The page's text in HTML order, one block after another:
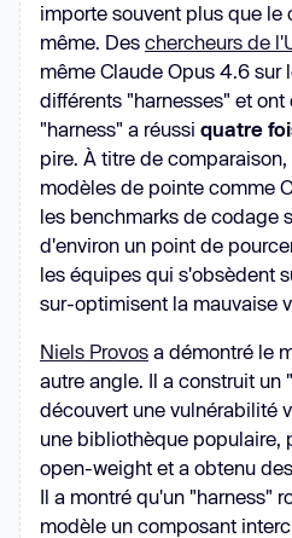
importe souvent plus que le
même. Des chercheurs de
même Claude Opus 4.6 sur
différents "harnesses" et
"harness" a réussi quatre
pire. À titre de
modèles de pointe comme
les benchmarks de codage
d'environ un point de
les équipes qui s'obsèdent
sur-optimisent la mauvaise
Niels Provos a démontré le
autre angle. Il a construit un
découvert une vulnérabilité
une bibliothèque populaire,
open-weight et a obtenu
Il a montré qu'un "harness"
modèle un composant